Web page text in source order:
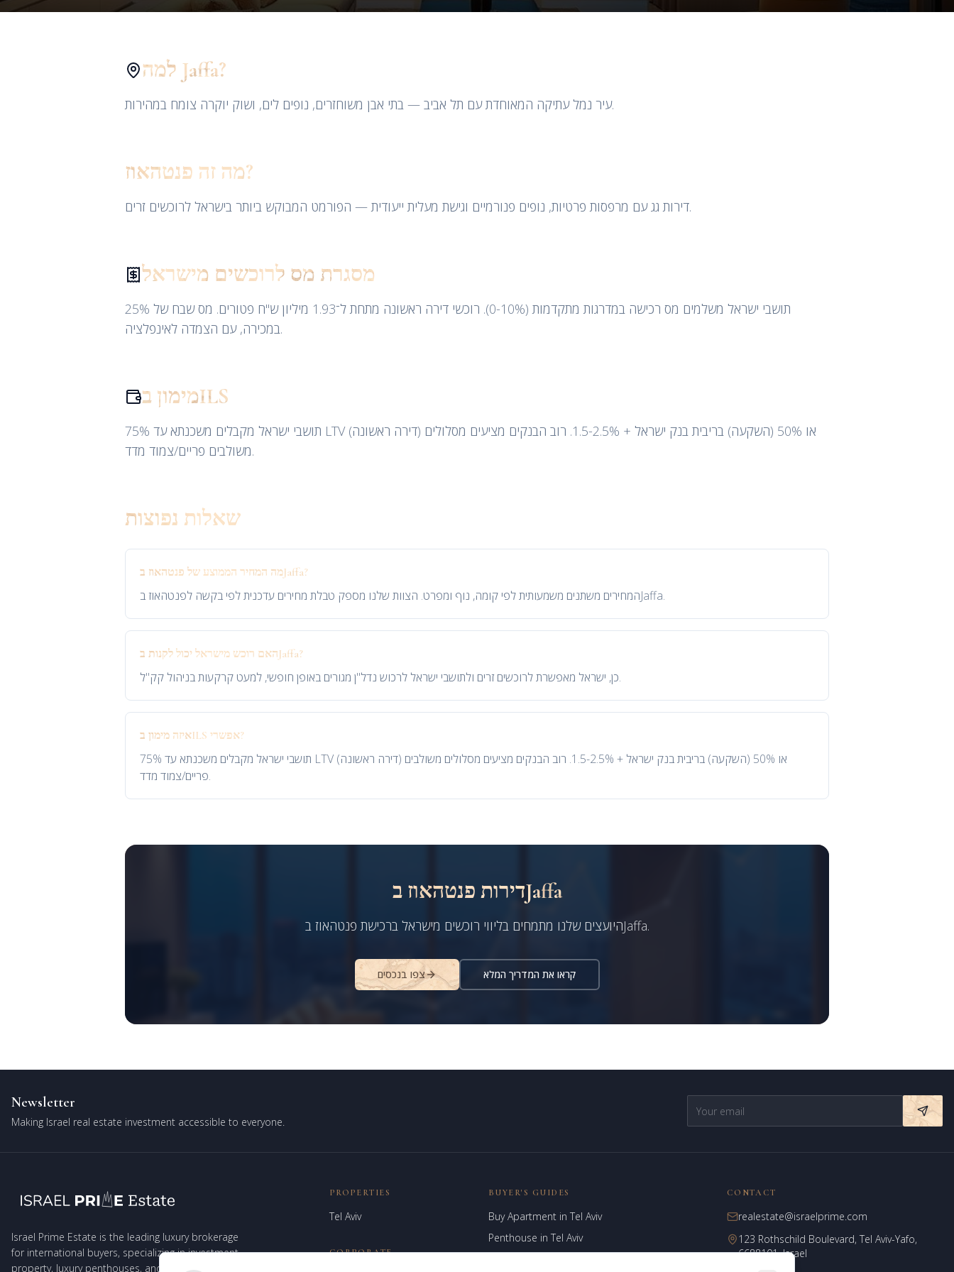
למה Jaffa?
עיר נמל עתיקה המאוחדת עם תל אביב — בתי אבן משוחזרים, נופים לים, ושוק יוקרה צומח במהירות.
מה זה פנטהאוז?
דירות גג עם מרפסות פרטיות, נופים פנורמיים וגישת מעלית ייעודית — הפורמט המבוקש ביותר בישראל לרוכשים זרים.
מסגרת מס לרוכשים מישראל
תושבי ישראל משלמים מס רכישה במדרגות מתקדמות (0-10%). רוכשי דירה ראשונה מתחת ל־1.93 מיליון ש"ח פטורים. מס שבח של 25%
במכירה, עם הצמדה לאינפלציה.
מימון בILS
תושבי ישראל מקבלים משכנתא עד 75% LTV (דירה ראשונה) או 50% (השקעה) בריבית בנק ישראל + 1.5-2.5%. רוב הבנקים מציעים מסלולים
משולבים פריים/צמוד מדד.
שאלות נפוצות
מה המחיר הממוצע של פנטהאוז בJaffa?
המחירים משתנים משמעותית לפי קומה, נוף ומפרט. הצוות שלנו מספק טבלת מחירים עדכנית לפי בקשה לפנטהאוז בJaffa.
האם רוכש מישראל יכול לקנות בJaffa?
כן, ישראל מאפשרת לרוכשים זרים ולתושבי ישראל לרכוש נדל"ן מגורים באופן חופשי, למעט קרקעות בניהול קק"ל.
איזה מימון בILS אפשרי?
תושבי ישראל מקבלים משכנתא עד 75% LTV (דירה ראשונה) או 50% (השקעה) בריבית בנק ישראל + 1.5-2.5%. רוב הבנקים מציעים מסלולים משולבים
פריים/צמוד מדד.
דירות פנטהאוז בJaffa
היועצים שלנו מתמחים בליווי רוכשים מישראל ברכישת פנטהאוז בJaffa.
צפו בנכסים קראו את המדריך המלא
Newsletter
Making Israel real estate investment accessible to everyone.
Israel Prime Estate is the leading luxury brokerage
for international buyers, specializing in investment
property, luxury penthouses, and exclusive
PROPERTIES
Tel Aviv
CORPORATE
BUYER'S GUIDES
Buy Apartment in Tel Aviv
Penthouse in Tel Aviv
CONTACT
realestate@israelprime.com
123 Rothschild Boulevard, Tel Aviv-Yafo,
6688101, Israel